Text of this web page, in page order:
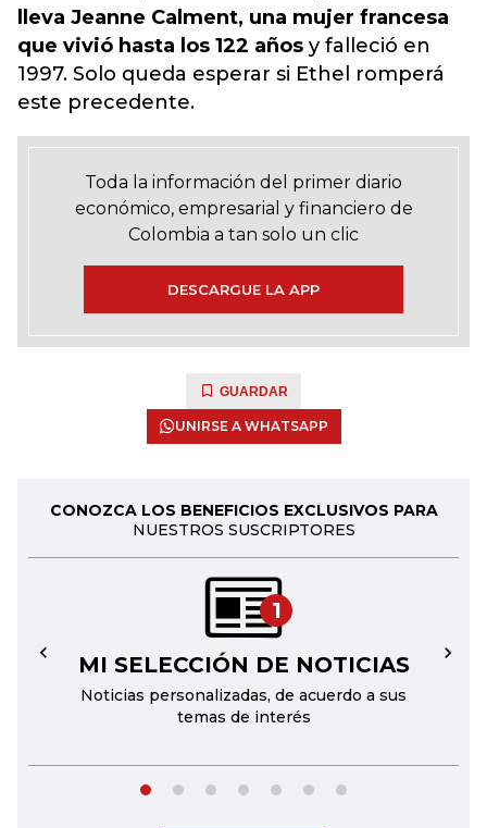
lleva Jeanne Calment, una mujer francesa
que vivió hasta los 122 años y falleció en
1997. Solo queda esperar si Ethel romperá
este precedente.
Toda la información del primer diario
económico, empresarial y financiero de
Colombia a tan solo un clic
DESCARGUE LA APP
GUARDAR
UNIRSE A WHATSAPP
CONOZCA LOS BENEFICIOS EXCLUSIVOS PARA
NUESTROS SUSCRIPTORES
1
MI SELECCIÓN DE NOTICIAS
Noticias personalizadas, de acuerdo a sus
temas de interés
← →